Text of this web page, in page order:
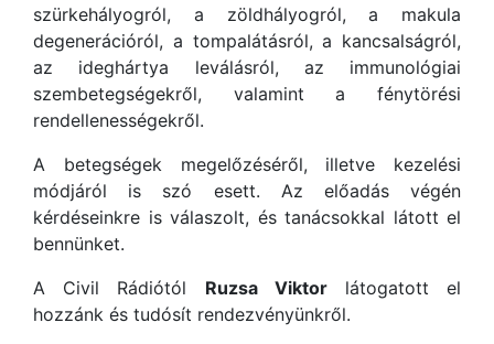
szürkehályogról, a zöldhályogról, a makula
degenerációról, a tompalátásról, a kancsalságról,
az ideghártya leválásról, az immunológiai
szembetegségekről, valamint a fénytörési
rendellenességekről.
A betegségek megelőzéséről, illetve kezelési
módjáról is szó esett. Az előadás végén
kérdéseinkre is válaszolt, és tanácsokkal látott el
bennünket.
A Civil Rádiótól Ruzsa Viktorlátogatott el
hozzánk és tudósít rendezvényünkről.